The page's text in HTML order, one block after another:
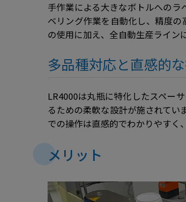
手作業による大きなボトルへの
ベリング作業を自動化し、精度
の使用に加え、全自動生産ライン
多品種対応と直感的
LR4000は丸瓶に特化したスペー
るための柔軟な設計が施されてい
での操作は直感的でわかりやすく
メリット